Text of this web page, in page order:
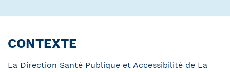
CONTEXTE
La Direction Santé Publique et Accessibilité de La